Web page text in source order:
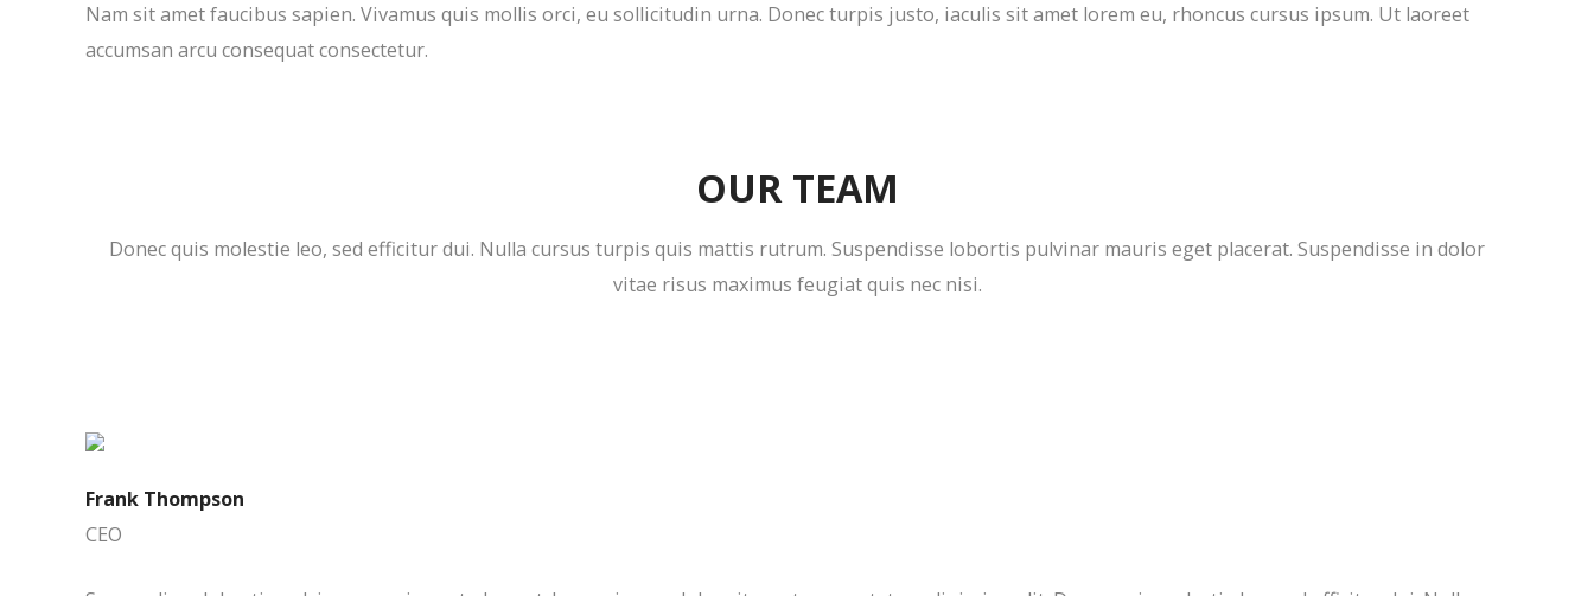
Nam sit amet faucibus sapien. Vivamus quis mollis orci, eu sollicitudin urna. Donec turpis justo, iaculis sit amet lorem eu, rhoncus cursus ipsum. Ut laoreet
accumsan arcu consequat consectetur.
OUR TEAM
Donec quis molestie leo, sed efficitur dui. Nulla cursus turpis quis mattis rutrum. Suspendisse lobortis pulvinar mauris eget placerat. Suspendisse in dolor
vitae risus maximus feugiat quis nec nisi.
Frank Thompson
CEO